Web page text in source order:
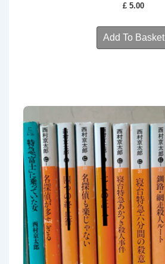
£ 5.00
Add To Basket